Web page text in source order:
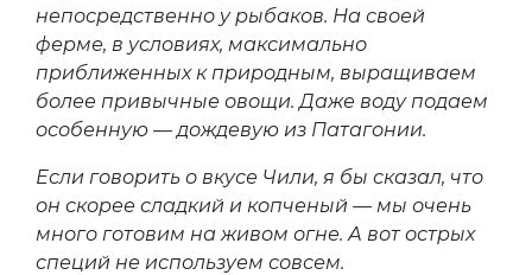
непосредственно у рыбаков. На своей
ферме, в условиях, максимально
приближенных к природным, выращиваем
более привычные овощи. Даже воду подаем
особенную — дождевую из Патагонии.
Если говорить о вкусе Чили, я бы сказал, что
он скорее сладкий и копченый — мы очень
много готовим на живом огне. А вот острых
специй не используем совсем.